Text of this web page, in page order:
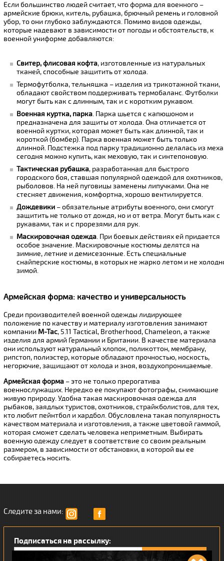
Если большинство людей считает, что форма для военного –
армейские брюки, китель, рубашка, брючный ремень и головной
убор, то они глубоко заблуждаются. Помимо видов одежды,
которые надевают в зависимости от погоды и обстоятельств, к
военной униформе добавляются:
Свитер, флисовая кофта, изготовленные из натуральных
тканей, способные защитить от холода.
Термофутболка, тельняшка – изделия из трикотажной ткани,
обладают свойством поддерживать термобаланс. Футболки
могут быть как с длинным, так и с коротким рукавом.
Военная куртка, парка. Парка шьется с капюшоном и
предназначена для защиты от холода. Она отличается от
военной куртки, которая может быть как длинной, так и
короткой (бомбер). Парка военная может быть только
длинной. Подстежка под парку традиционно делалась из
сегодня можно купить, как меховую, так и синтепоновую.
Тактическая рубашка, разработанная для быстрого
городского боя, ставшая популярной одеждой для охотников,
рыболовов. На ней пуговицы заменены липучками. Она не
стесняет движения, комфортна, хорошо вентилируется.
Дождевики – обязательные атрибуты военного, они смогут
защитить не только от дождя, но и от ветра. Могут быть как с
рукавами, так и с прорезями для рук.
Маскировочная одежда. При боевых действиях ей придается
особое значение. Маскировочные костюмы делятся на
зимние, летние и демисезонные. Есть специальные
снайперские костюмы, в которых не жарко летом и не
зимой.
Армейская форма: качество и универсальность
Среди производителей военной одежды лидирующее
положение по качеству и материалу изготовления занимают
компании M-Tac, 5.11 Tactical, Brotherhood, Chameleon, а также
изделия для армий Германии и Британии. В качестве материала
они используют натуральный хлопок, поликоттон, мембрану,
рипстоп, полиэстер, которые обладают прочностью, носкость,
негорючие, защищают от холода и зноя, воздухопроницаемые.
Армейская форма – это не только прерогатива
военнослужащих. Нередко ее покупают фотографы, снимающие
живую природу. Удобна такая маскировочная одежда для
рыбаков, заядлых туристов, охотников, страйкболистов, для тех,
кто любит пейнтбол и хардбол. Обусловлена такая популярность
качеством материала и изготовления, а также цветовой гаммой,
которая сможет сделать человека неприметным. Выбирать
военную одежду следует в соответствие со своим реальным
размером, в зависимости от обстановки, в которой вы ее
собираетесь носить.
Следите за нами:
Подписаться на рассылку: